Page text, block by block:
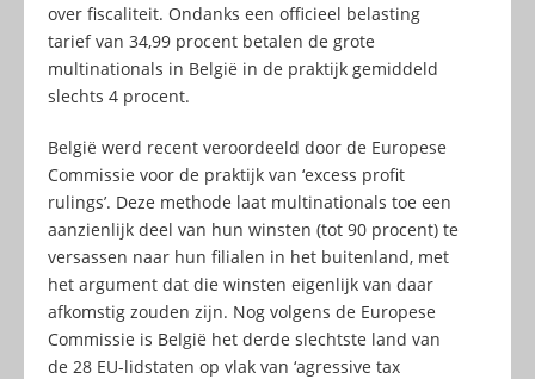
over fiscaliteit. Ondanks een officieel belasting
tarief van 34,99 procent betalen de grote
multinationals in België in de praktijk gemiddeld
slechts 4 procent.
België werd recent veroordeeld door de Europese
Commissie voor de praktijk van ‘excess profit
rulings’. Deze methode laat multinationals toe een
aanzienlijk deel van hun winsten (tot 90 procent) te
versassen naar hun filialen in het buitenland, met
het argument dat die winsten eigenlijk van daar
afkomstig zouden zijn. Nog volgens de Europese
Commissie is België het derde slechtste land van
de 28 EU-lidstaten op vlak van ‘agressive tax